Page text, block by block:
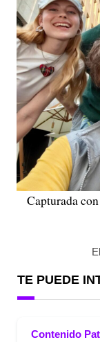
Capturada
TE PUEDE
Contenido